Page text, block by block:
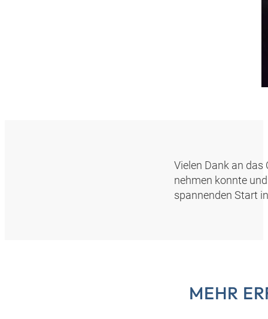
Vielen Dank an das
nehmen konnte
spannenden Start
MEHR